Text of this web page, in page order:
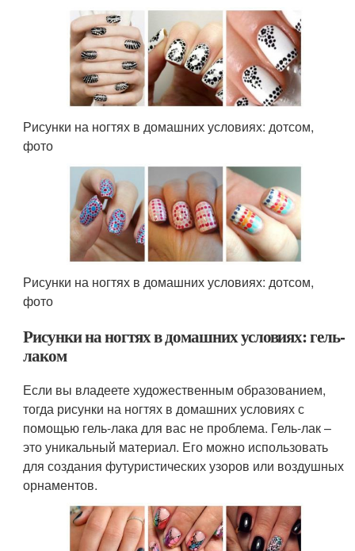
Рисунки на ногтях в домашних условиях: дотсом,
фото
Рисунки на ногтях в домашних условиях: дотсом,
фото
Рисунки на ногтях в домашних условиях: гель-
лаком
Если вы владеете художественным образованием,
тогда рисунки на ногтях в домашних условиях с
помощью гель-лака для вас не проблема. Гель-лак –
это уникальный материал. Его можно использовать
для создания футуристических узоров или воздушных
орнаментов.